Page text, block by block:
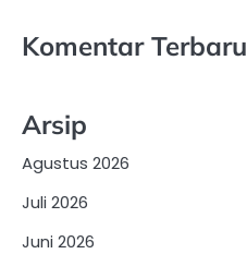
Komentar Terbaru
Arsip
Agustus 2026
Juli 2026
Juni 2026